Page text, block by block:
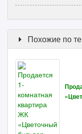
Похожие по